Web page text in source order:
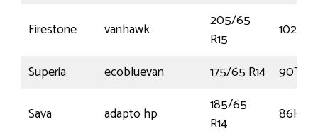
Firestone vanhawk
205/65
R15
102T
Superia
ecobluevan 175/65 R14
90T
Sava
adapto hp
185/65
R14
86H